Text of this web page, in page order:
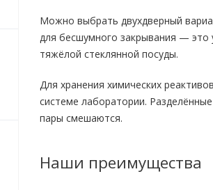
Можно выбрать двухдверный
для бесшумного закрывания —
тяжёлой стеклянной посуды.
Для хранения химических
системе лаборатории.
пары смешаются.
Наши преимущества